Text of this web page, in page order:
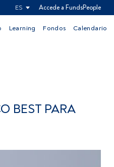
ES Accede a FundsPeople
Learning Fondos Calendario
BEST PARA